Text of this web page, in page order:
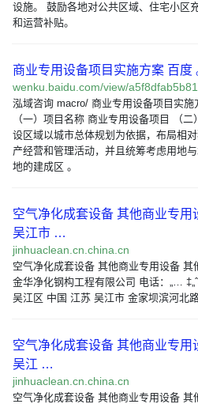
设施。 鼓励各地对公共区域、住宅小区
和运营补贴。
商业专用设备项目实施方案 百度
wenku.baidu.com/view/
泓域咨询 macro/ 商业专用设备项目实
（一）项目名称 商业专用设备项目 （
设区域以城市总体规划为依据，布局相
产经营和管理活动，并且统筹考虑用地
地的建成区 。
空气净化成套设备 其他商业专
吴江市 …
jinhuaclean.cn.china.cn
空气净化成套设备 其他商业专用设备
金华净化钢构工程有限公司 电话：„…
吴江区 中国 江苏 吴江市 金家坝滨河北
空气净化成套设备 其他商业专
吴江 …
jinhuaclean.cn.china.cn
空气净化成套设备 其他商业专用设备